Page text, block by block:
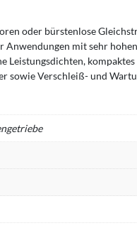
oder bürstenlose
mit sehr
Leistungsdichten,
sowie Verschleiß- und